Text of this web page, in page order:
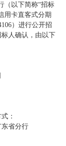
（以下简称“招标
用卡直客式分期
） 进行公开招
人 确认，由以下
：
省分行